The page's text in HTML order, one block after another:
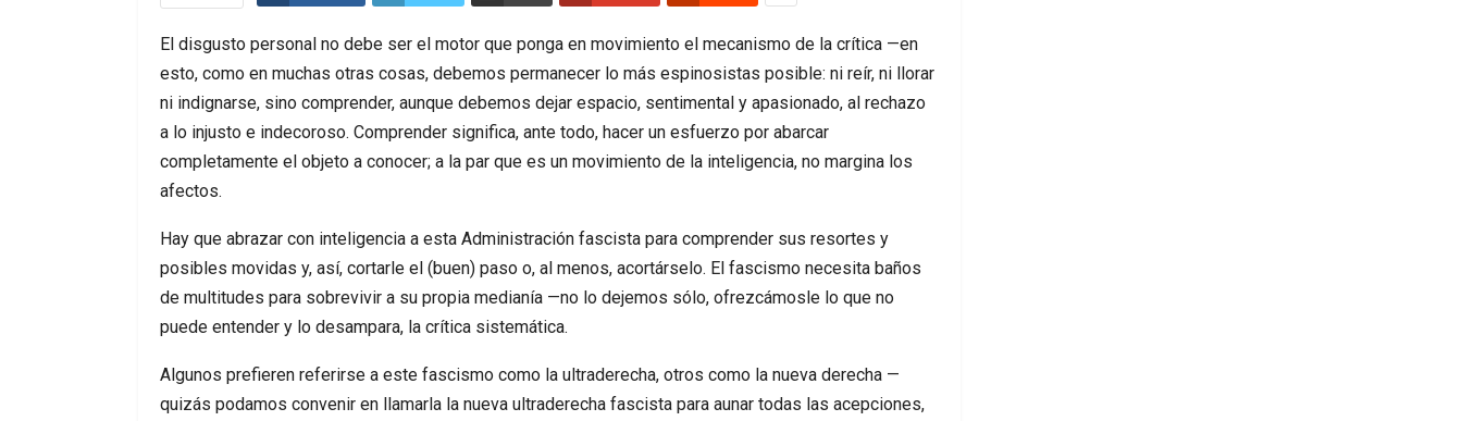
El disgusto personal no debe ser el motor que ponga en movimiento el mecanismo de la crítica —en
esto, como en muchas otras cosas, debemos permanecer lo más espinosistas posible: ni reír, ni llorar
ni indignarse, sino comprender, aunque debemos dejar espacio, sentimental y apasionado, al rechazo
a lo injusto e indecoroso. Comprender significa, ante todo, hacer un esfuerzo por abarcar
completamente el objeto a conocer; a la par que es un movimiento de la inteligencia, no margina los
afectos.
Hay que abrazar con inteligencia a esta Administración fascista para comprender sus resortes y
posibles movidas y, así, cortarle el (buen) paso o, al menos, acortárselo. El fascismo necesita baños
de multitudes para sobrevivir a su propia medianía —no lo dejemos sólo, ofrezcámosle lo que no
puede entender y lo desampara, la crítica sistemática.
Algunos prefieren referirse a este fascismo como la ultraderecha, otros como la nueva derecha —
quizás podamos convenir en llamarla la nueva ultraderecha fascista para aunar todas las acepciones,